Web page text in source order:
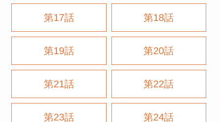
第17話 第18話
第19話 第20話
第21話 第22話
第23話 第24話